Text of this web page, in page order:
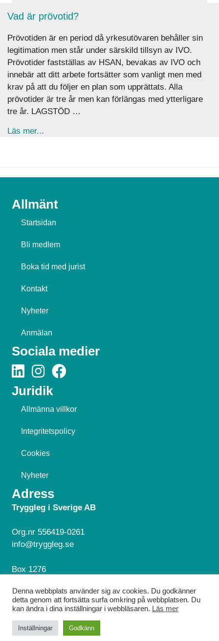
Vad är prövotid?
Prövotiden är en period då yrkesutövaren behåller sin
legitimation men står under särskild tillsyn av IVO.
Prövotider fastställas av HSAN, bevakas av IVO och
innebär att ditt arbete fortsätter som vanligt men med
krav på att du följer en plan som upprättats. Alla
prövotider är tre år men kan förlängas med ytterligare
tre år. LAGSTÖD …
Läs mer...
Allmänt
Startsidan
Bli medlem
Boka tid med jurist
Kontakt
Nyheter
Anmälan
Sociala medier
Juridik
Allmänna villkor
Integritetspolicy
Cookies
Nyheter
Adress
Tryggleg i Sverige AB
Org.nr 556419-0261
info@tryggleg.se
Box 1276
Hör av dig!
© 2026 Tryggleg. Alla rättigheter reserverade.
Webbdesign avEMS Design Webbyrå
Denna webbplats använder sig av cookies. Du godkänner
detta genom att fortsätta surfa omkring på webbplatsen. Du
kan ändra i dina inställningar i webbläsaren. Läs mer
Inställningar Godkänn